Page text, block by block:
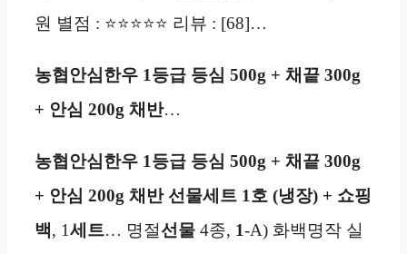
원 별점 : ⭐⭐⭐⭐⭐ 리뷰 : [68]…
농협안심한우 1등급 등심 500g + 채끝 300g
+ 안심 200g 채반…
농협안심한우 1등급 등심 500g + 채끝 300g
+ 안심 200g 채반 선물세트 1호 (냉장) + 쇼핑
백, 1세트… 명절선물 4종, 1-A) 화백명작 실